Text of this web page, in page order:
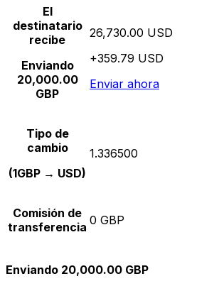
El
destinatario
recibe
Enviando
20,000.00
GBP
26,730.00 USD
+359.79 USD
Enviar ahora
Tipo de
cambio
(1GBP → USD)
1.336500
Comisión de
transferencia 0 GBP
Enviando 20,000.00 GBP